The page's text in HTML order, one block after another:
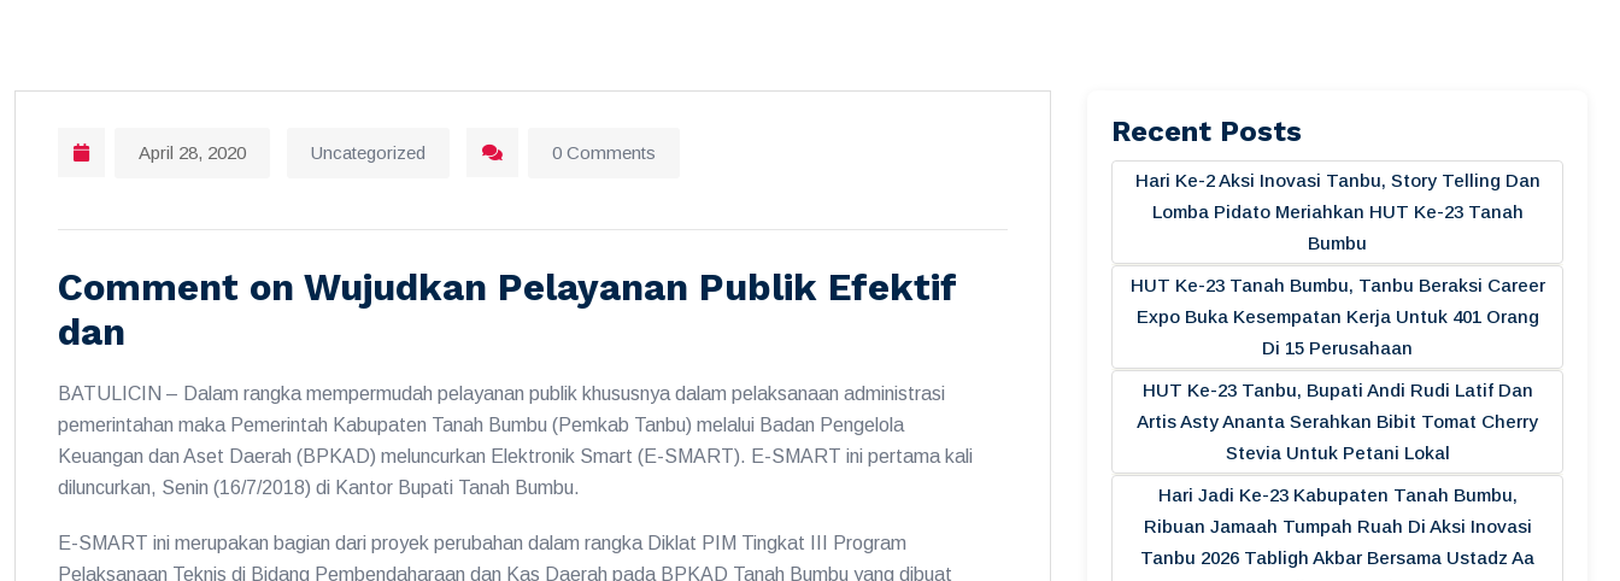
April 28, 2020 Uncategorized 0 Comments
Comment on Wujudkan Pelayanan Publik Efektif
dan
BATULICIN – Dalam rangka mempermudah pelayanan publik khususnya dalam pelaksanaan administrasi
pemerintahan maka Pemerintah Kabupaten Tanah Bumbu (Pemkab Tanbu) melalui Badan Pengelola
Keuangan dan Aset Daerah (BPKAD) meluncurkan Elektronik Smart (E-SMART). E-SMART ini pertama kali
diluncurkan, Senin (16/7/2018) di Kantor Bupati Tanah Bumbu.
E-SMART ini merupakan bagian dari proyek perubahan dalam rangka Diklat PIM Tingkat III Program
Pelaksanaan Teknis di Bidang Pembendaharaan dan Kas Daerah pada BPKAD Tanah Bumbu yang dibuat
Recent Posts
Hari Ke-2 Aksi Inovasi Tanbu, Story Telling Dan
Lomba Pidato Meriahkan HUT Ke-23 Tanah
Bumbu
HUT Ke-23 Tanah Bumbu, Tanbu Beraksi Career
Expo Buka Kesempatan Kerja Untuk 401 Orang
Di 15 Perusahaan
HUT Ke-23 Tanbu, Bupati Andi Rudi Latif Dan
Artis Asty Ananta Serahkan Bibit Tomat Cherry
Stevia Untuk Petani Lokal
Hari Jadi Ke-23 Kabupaten Tanah Bumbu,
Ribuan Jamaah Tumpah Ruah Di Aksi Inovasi
Tanbu 2026 Tabligh Akbar Bersama Ustadz Aa